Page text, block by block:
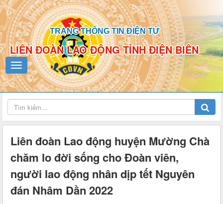
TRANG THÔNG TIN ĐIỆN TỬ
LIÊN ĐOÀN LAO ĐỘNG TỈNH ĐIỆN BIÊN
Liên đoàn Lao động huyện Mường Chà
chăm lo đời sống cho Đoàn viên,
người lao động nhân dịp tết Nguyên
đán Nhâm Dần 2022